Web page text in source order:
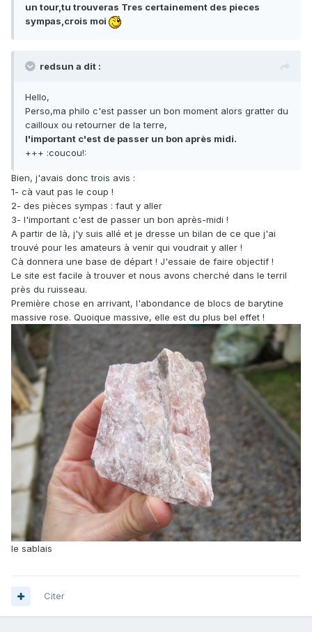
un tour,tu trouveras Tres certainement des pieces
sympas,crois moi
redsun a dit :
Hello,
Perso,ma philo c'est passer un bon moment alors gratter du
cailloux ou retourner de la terre,
l'important c'est de passer un bon après midi.
+++ :coucou!:
Bien, j'avais donc trois avis :
1- cà vaut pas le coup !
2- des pièces sympas : faut y aller
3- l'important c'est de passer un bon après-midi !
A partir de là, j'y suis allé et je dresse un bilan de ce que j'ai
trouvé pour les amateurs à venir qui voudrait y aller !
Cà donnera une base de départ ! J'essaie de faire objectif !
Le site est facile à trouver et nous avons cherché dans le terril
près du ruisseau.
Première chose en arrivant, l'abondance de blocs de barytine
massive rose. Quoique massive, elle est du plus bel effet !
le sablais
Citer